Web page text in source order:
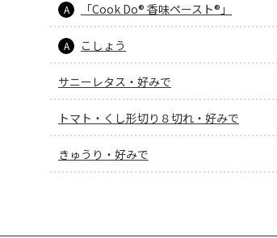
もっと見る
A 「Cook Do® 香味ペースト®」
A こしょう
サニーレタス・好みで
トマト・くし形切り８切れ・好みで
きゅうり・好みで